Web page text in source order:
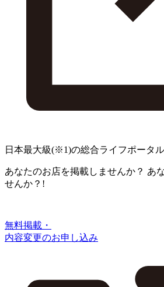
日本最大級(※1)の総合ライフポータ
あなたのお店を掲載しませんか？ あ
せんか？!
無料掲載・
内容変更のお申し込み